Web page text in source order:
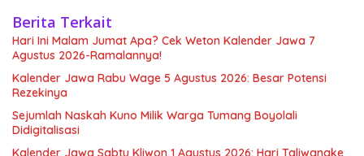
Berita Terkait
Hari Ini Malam Jumat Apa? Cek Weton Kalender Jawa 7
Agustus 2026-Ramalannya!
Kalender Jawa Rabu Wage 5 Agustus 2026: Besar Potensi
Rezekinya
Sejumlah Naskah Kuno Milik Warga Tumang Boyolali
Didigitalisasi
Kalender Jawa Sabtu Kliwon 1 Agustus 2026: Hari Taliwangke